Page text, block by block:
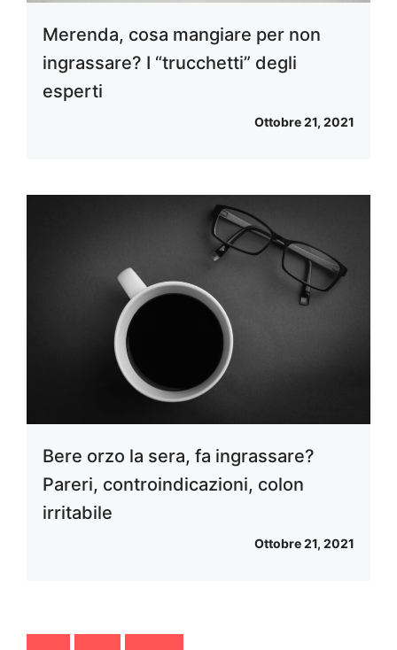
Merenda, cosa mangiare per non
ingrassare? I “trucchetti” degli
esperti
Ottobre 21, 2021
Bere orzo la sera, fa ingrassare?
Pareri, controindicazioni, colon
irritabile
Ottobre 21, 2021